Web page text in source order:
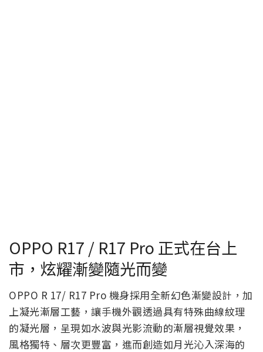
OPPO R17 / R17 Pro 正式在台上
市，炫耀漸變隨光而變
OPPO R 17/ R17 Pro 機身採用全新幻色漸變設計，加
上凝光漸層工藝，讓手機外觀透過具有特殊曲線紋理
的凝光層，呈現如水波與光影流動的漸層視覺效果，
風格獨特、層次更豐富，進而創造如月光沁入深海的